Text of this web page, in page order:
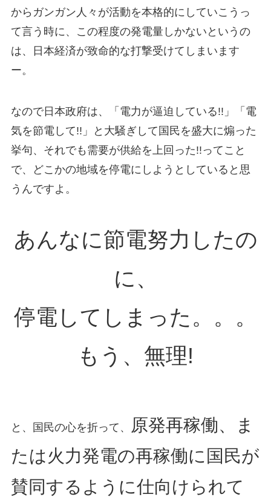
からガンガン人々が活動を本格的にしていこうっ
て言う時に、この程度の発電量しかないというの
は、日本経済が致命的な打撃受けてしまいます
ー。
なので日本政府は、「電力が逼迫している!!」「電
気を節電して!!」と大騒ぎして国民を盛大に煽った
挙句、それでも需要が供給を上回った!!ってこと
で、どこかの地域を停電にしようとしていると思
うんですよ。
あんなに節電努力したの
に、
停電してしまった。。。
もう、無理!
と、国民の心を折って、
原発再稼働、ま
たは火力発電の再稼働に国民が
賛同するように仕向けられて